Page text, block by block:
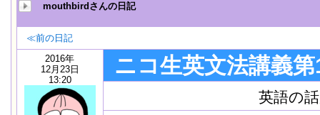
mouthbirdさんの日記
≪前の日記
2016年
12月23日
13:20
ニコ生英文法講義第
英語の